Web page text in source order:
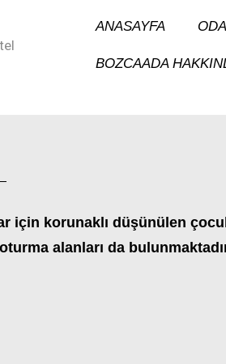
ANASAYFA
BOZCAADA
için korunaklı düşünülen
alanları da